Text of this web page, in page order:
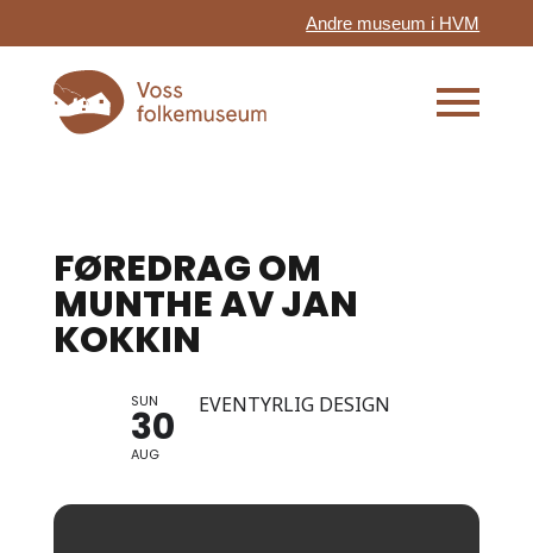
Andre museum i HVM
FØREDRAG OM
MUNTHE AV JAN
KOKKIN
SUN
30
AUG
EVENTYRLIG DESIGN